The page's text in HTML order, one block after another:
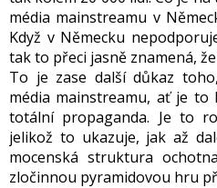
média mainstreamu v
Když v Německu
tak to přeci jasně znamená,
To je zase další důkaz
média mainstreamu, ať je
totální propaganda. Je to
jelikož to ukazuje, jak až
mocenská struktura
zločinnou pyramidovou hru